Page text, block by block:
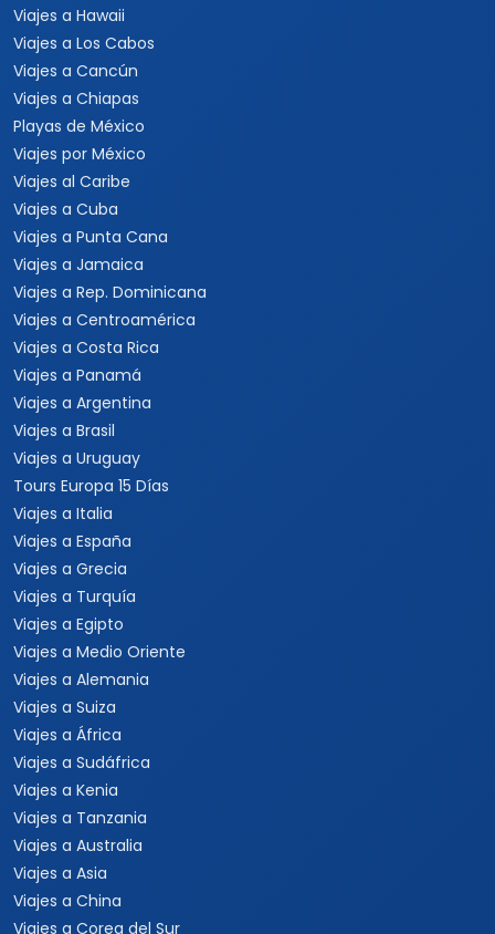
Viajes a Hawaii
Viajes a Los Cabos
Viajes a Cancún
Viajes a Chiapas
Playas de México
Viajes por México
Viajes al Caribe
Viajes a Cuba
Viajes a Punta Cana
Viajes a Jamaica
Viajes a Rep. Dominicana
Viajes a Centroamérica
Viajes a Costa Rica
Viajes a Panamá
Viajes a Argentina
Viajes a Brasil
Viajes a Uruguay
Tours Europa 15 Días
Viajes a Italia
Viajes a España
Viajes a Grecia
Viajes a Turquía
Viajes a Egipto
Viajes a Medio Oriente
Viajes a Alemania
Viajes a Suiza
Viajes a África
Viajes a Sudáfrica
Viajes a Kenia
Viajes a Tanzania
Viajes a Australia
Viajes a Asia
Viajes a China
Viajes a Corea del Sur